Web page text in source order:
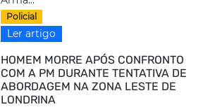
Policial
Ler artigo
HOMEM MORRE APÓS CONFRONTO
COM A PM DURANTE TENTATIVA DE
ABORDAGEM NA ZONA LESTE DE
LONDRINA